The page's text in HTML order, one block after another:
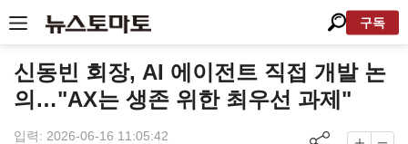
구독
신동빈 회장, AI 에이전트 직접 개발 논
의…"AX는 생존 위한 최우선 과제"
입력: 2026-06-16 11:05:42